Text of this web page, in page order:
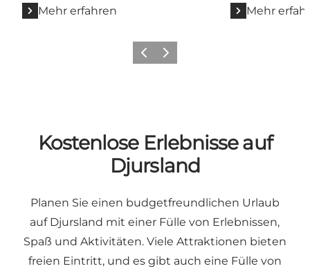
Mehr erfahren
Mehr
ZurückWeiter
Kostenlose Erlebnisse auf
Djursland
Planen Sie einen budgetfreundlichen Urlaub
auf Djursland mit einer Fülle von Erlebnissen,
Spaß und Aktivitäten. Viele Attraktionen bieten
freien Eintritt, und es gibt auch eine Fülle von